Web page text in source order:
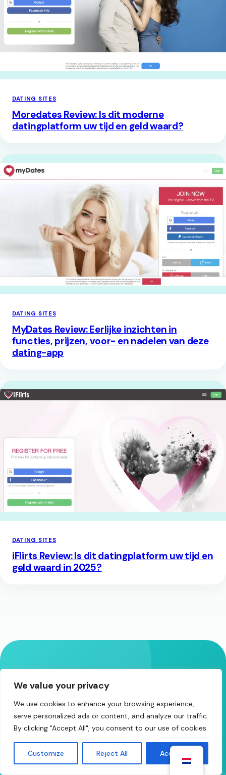
We value your privacy
We use cookies to enhance your browsing experience,
serve personalized ads or content, and analyze our traffic.
By clicking "Accept All", you consent to our use of cookies.
Customize Reject All Accept All
DATING SITES
Moredates Review: Is dit moderne
datingplatform uw tijd en geld waard?
DATING SITES
MyDates Review: Eerlijke inzichten in
functies, prijzen, voor- en nadelen van deze
dating-app
DATING SITES
iFlirts Review: Is dit datingplatform uw tijd en
geld waard in 2025?
Je volgende favoriete
onbekende
Het is slechts één klik
verwijderd.
Duizenden mensen zijn nu live – ga even gedag
zeggen.